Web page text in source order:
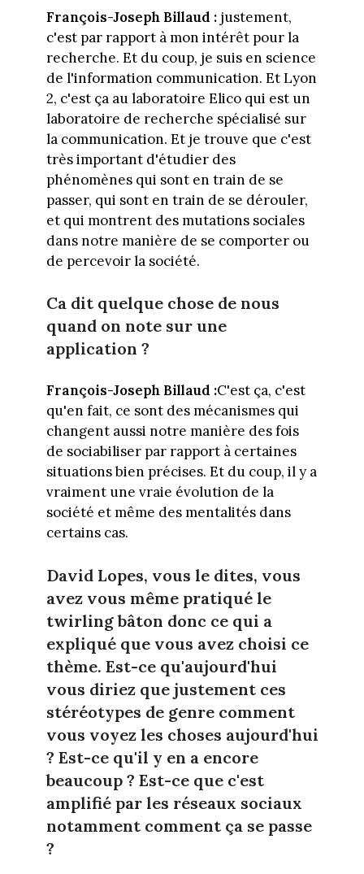
François-Joseph Billaud :justement,
c'est par rapport à mon intérêt pour la
recherche. Et du coup, je suis en science
de l'information communication. Et Lyon
2, c'est ça au laboratoire Elico qui est un
laboratoire de recherche spécialisé sur
la communication. Et je trouve que c'est
très important d'étudier des
phénomènes qui sont en train de se
passer, qui sont en train de se dérouler,
et qui montrent des mutations sociales
dans notre manière de se comporter ou
de percevoir la société.
Ca dit quelque chose de nous
quand on note sur une
application ?
François-Joseph Billaud :C'est ça, c'est
qu'en fait, ce sont des mécanismes qui
changent aussi notre manière des fois
de sociabiliser par rapport à certaines
situations bien précises. Et du coup, il y a
vraiment une vraie évolution de la
société et même des mentalités dans
certains cas.
David Lopes, vous le dites, vous
avez vous même pratiqué le
twirling bâton donc ce qui a
expliqué que vous avez choisi ce
thème. Est-ce qu'aujourd'hui
vous diriez que justement ces
stéréotypes de genre comment
vous voyez les choses aujourd'hui
? Est-ce qu'il y en a encore
beaucoup ? Est-ce que c'est
amplifié par les réseaux sociaux
notamment comment ça se passe
?